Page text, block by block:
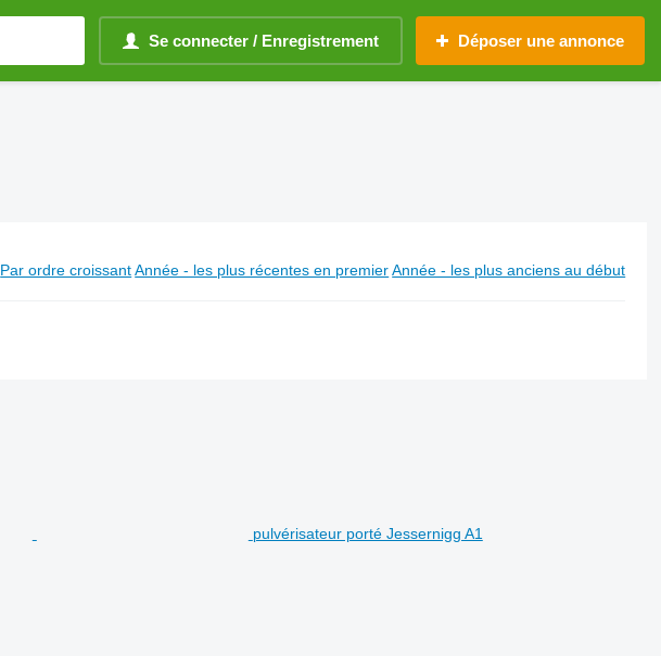
Se connecter / Enregistrement Déposer une annonce
Par ordre croissant Année - les plus récentes en premier Année - les plus anciens au début
pulvérisateur porté Jessernigg A1